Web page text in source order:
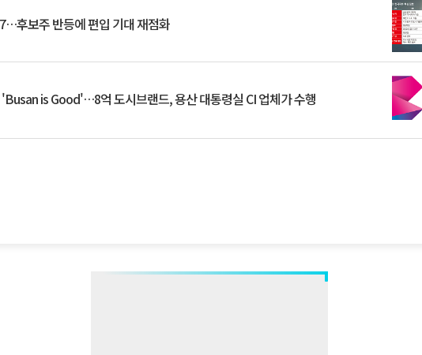
후보주 반등에 편입 기대 재점화
is Good'…8억 도시브랜드, 용산 대통령실 CI 업체가 수행